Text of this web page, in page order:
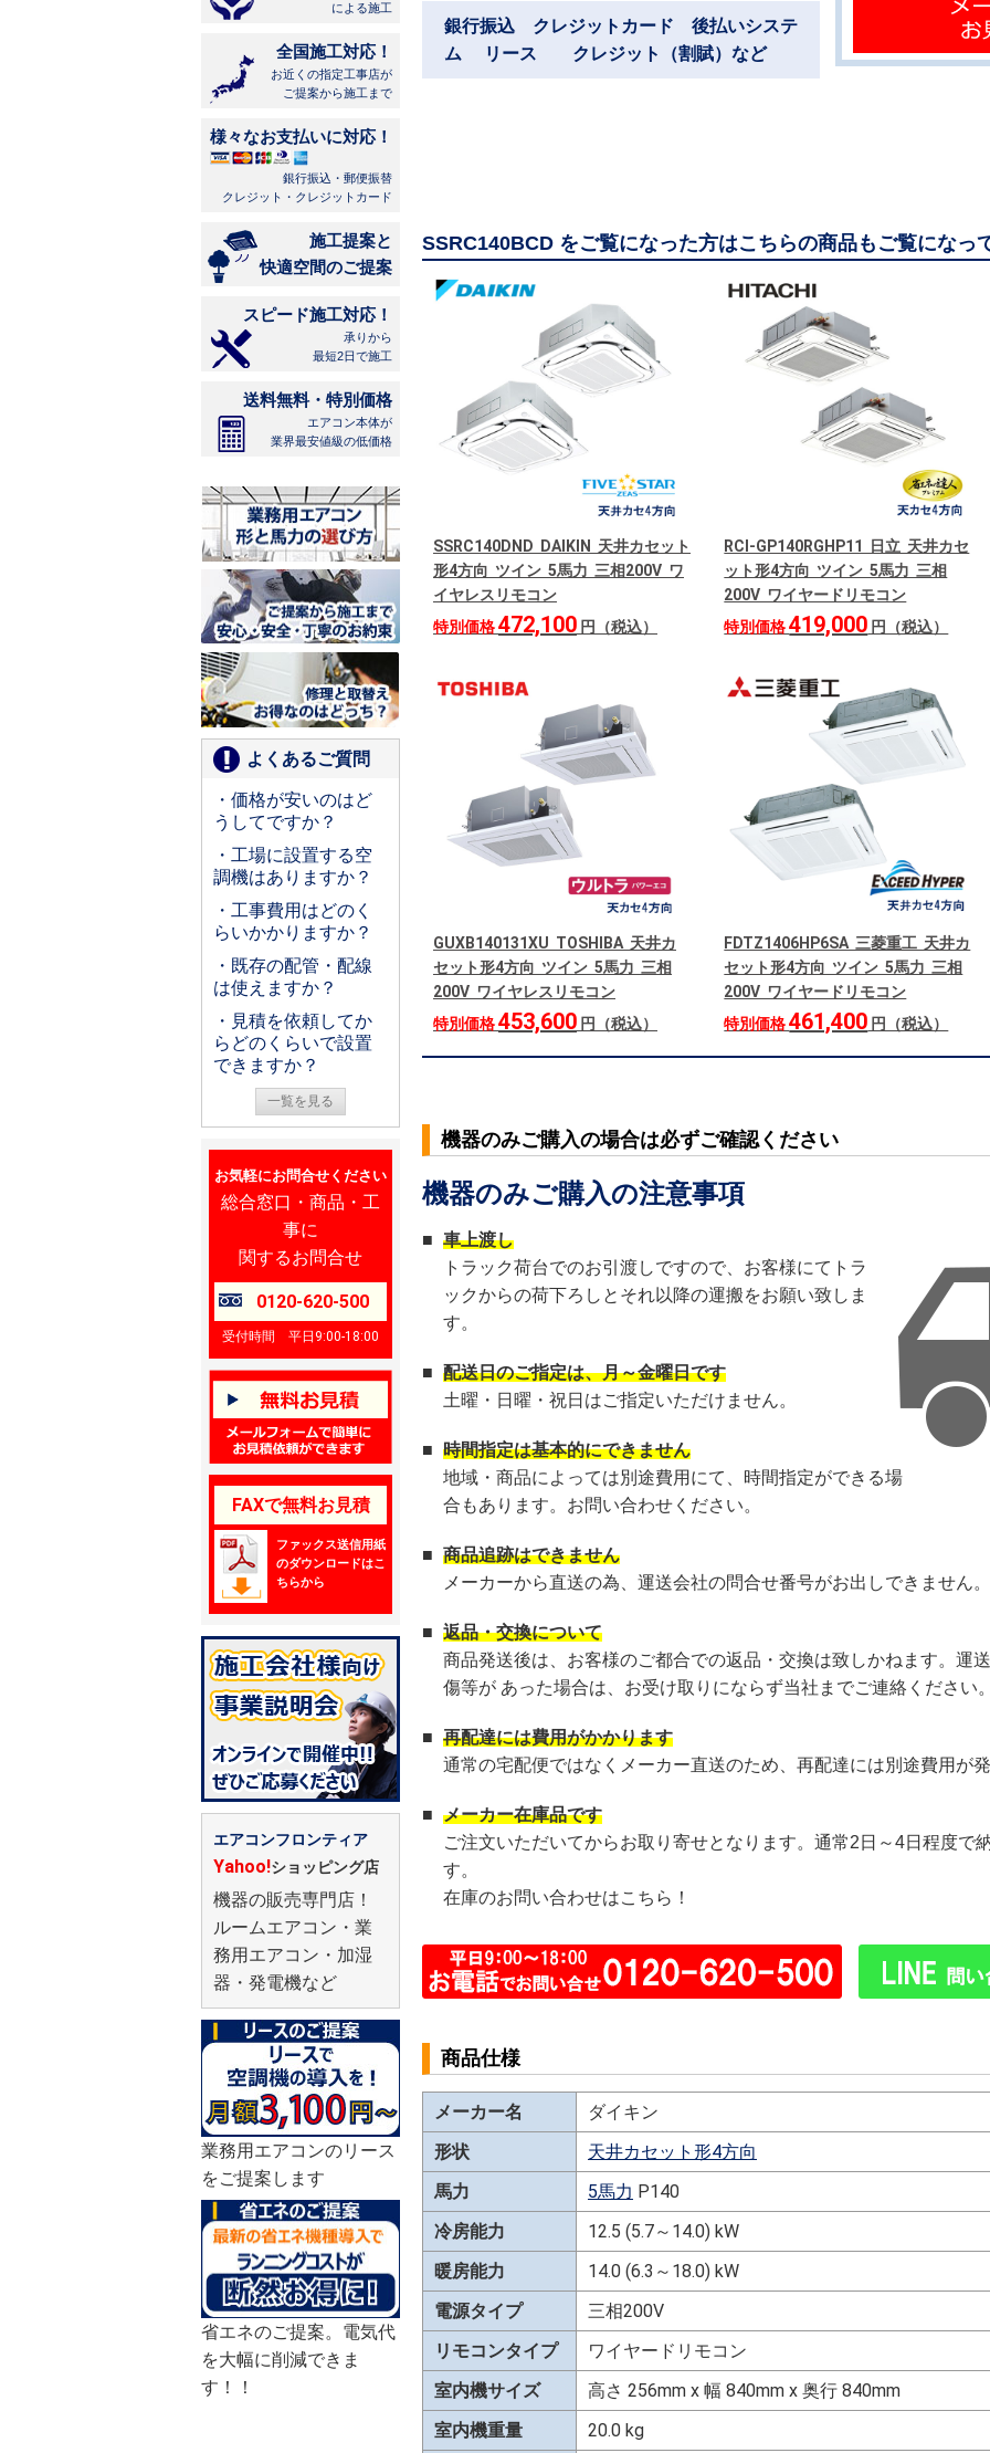
による施工
全国施工対応！
お近くの指定工事店が
ご提案から施工まで
様々なお支払いに対応！
銀行振込・郵便振替
クレジット・クレジットカード
施工提案と
快適空間のご提案
スピード施工対応！
承りから
最短2日で施工
送料無料・特別価格
エアコン本体が
業界最安値級の低価格
よくあるご質問
・価格が安いのはど
うしてですか？
・工場に設置する空
調機はありますか？
・工事費用はどのく
らいかかりますか？
・既存の配管・配線
は使えますか？
・見積を依頼してか
らどのくらいで設置
できますか？
一覧を見る
お気軽にお問合せください
総合窓口・商品・工
事に
関するお問合せ
0120-620-500
受付時間 平日9:00-18:00
FAXで無料お見積
ファックス送信用紙
のダウンロードはこ
ちらから
エアコンフロンティア
Yahoo!ショッピング店
機器の販売専門店！
ルームエアコン・業
務用エアコン・加湿
器・発電機など
業務用エアコンのリース
をご提案します
省エネのご提案。電気代
を大幅に削減できま
す！！
銀行振込 クレジットカード 後払いシステ
ム リース クレジット（割賦）など
SSRC140BCD をご覧になった方はこちらの商品もご覧になっ
SSRC140DND DAIKIN 天井カセット
形4方向 ツイン 5馬力 三相200V ワ
イヤレスリモコン
特別価格472,100 円（税込）
RCI-GP140RGHP11 日立 天井カセ
ット形4方向 ツイン 5馬力 三相
200V ワイヤードリモコン
特別価格419,000 円（税込）
GUXB140131XU TOSHIBA 天井カ
セット形4方向 ツイン 5馬力 三相
200V ワイヤレスリモコン
特別価格453,600 円（税込）
FDTZ1406HP6SA 三菱重工 天井カ
セット形4方向 ツイン 5馬力 三相
200V ワイヤードリモコン
特別価格461,400 円（税込）
機器のみご購入の場合は必ずご確認ください
機器のみご購入の注意事項
■ 車上渡し
トラック荷台でのお引渡しですので、お客様にてトラ
ックからの荷下ろしとそれ以降の運搬をお願い致しま
す。
■ 配送日のご指定は、月～金曜日です
土曜・日曜・祝日はご指定いただけません。
■ 時間指定は基本的にできません
地域・商品によっては別途費用にて、時間指定ができる場
合もあります。お問い合わせください。
■ 商品追跡はできません
メーカーから直送の為、運送会社の問合せ番号がお出しできません
■ 返品・交換について
商品発送後は、お客様のご都合での返品・交換は致しかねます。運
傷等が あった場合は、お受け取りにならず当社までご連絡ください
■ 再配達には費用がかかります
通常の宅配便ではなくメーカー直送のため、再配達には別途費用が
■ メーカー在庫品です
ご注文いただいてからお取り寄せとなります。通常2日～4日程度で
す。
在庫のお問い合わせはこちら！
商品仕様
メーカー名
ダイキン
形状
天井カセット形4方向
馬力
5馬力 P140
冷房能力
12.5 (5.7～14.0) kW
暖房能力
14.0 (6.3～18.0) kW
電源タイプ
三相200V
リモコンタイプ
ワイヤードリモコン
室内機サイズ
高さ 256mm x 幅 840mm x 奥行 840mm
室内機重量
20.0 kg